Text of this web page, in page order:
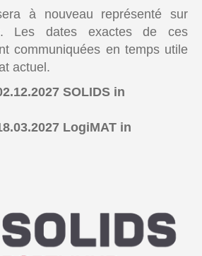
à nouveau représenté sur
Les dates exactes de ces
communiquées en temps utile
actuel.
SOLIDS in
LogiMAT in